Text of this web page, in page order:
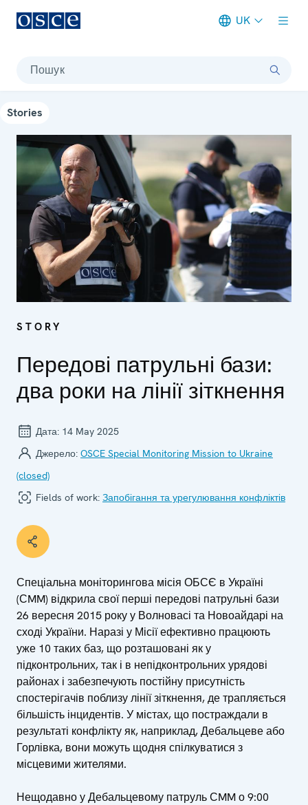
UK
Пошук
Stories
STORY
Передові патрульні бази:
два роки на лінії зіткнення
Дата: 14 May 2025
Джерело: OSCE Special Monitoring Mission to Ukraine
(closed)
Fields of work: Запобігання та урегулювання конфліктів
Спеціальна моніторингова місія ОБСЄ в Україні
(СMM) відкрила свої перші передові патрульні бази
26 вересня 2015 року у Волновасі та Новоайдарі на
сході України. Наразі у Місії ефективно працюють
уже 10 таких баз, що розташовані як у
підконтрольних, так і в непідконтрольних урядові
районах і забезпечують постійну присутність
спостерігачів поблизу лінії зіткнення, де трапляється
більшість інцидентів. У містах, що постраждали в
результаті конфлікту як, наприклад, Дебальцеве або
Горлівка, вони можуть щодня спілкуватися з
місцевими жителями.
Нещодавно у Дебальцевому патруль СMM о 9:00